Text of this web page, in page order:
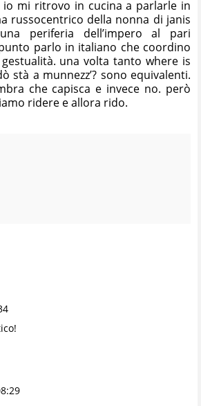
io mi ritrovo in cucina a parlarle in
russocentrico della nonna di janis
periferia dell’impero al pari
parlo in italiano che coordino
una volta tanto where is
stà a munnezz’? sono equivalenti.
che capisca e invece no. però
ridere e allora rido.